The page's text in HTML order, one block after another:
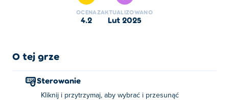
w odpowiednie miejsce, aby ukończyć dzieło sztuki.
Zacznij od prostych kształtów, takich jak sześciokąty, i
Zrelaksuj się, baw się dobrze i sprawdź swoje
złożone. Czy jesteś gotowy, aby udowodnić, że jesteś
prawdziwym Mistrzem Wielokątów?
OCENA
4.2
ZAKTUALIZOWANO
lut 2025
O tej grze
Sterowanie
Kliknij i przytrzymaj, aby wybrać i przesunąć